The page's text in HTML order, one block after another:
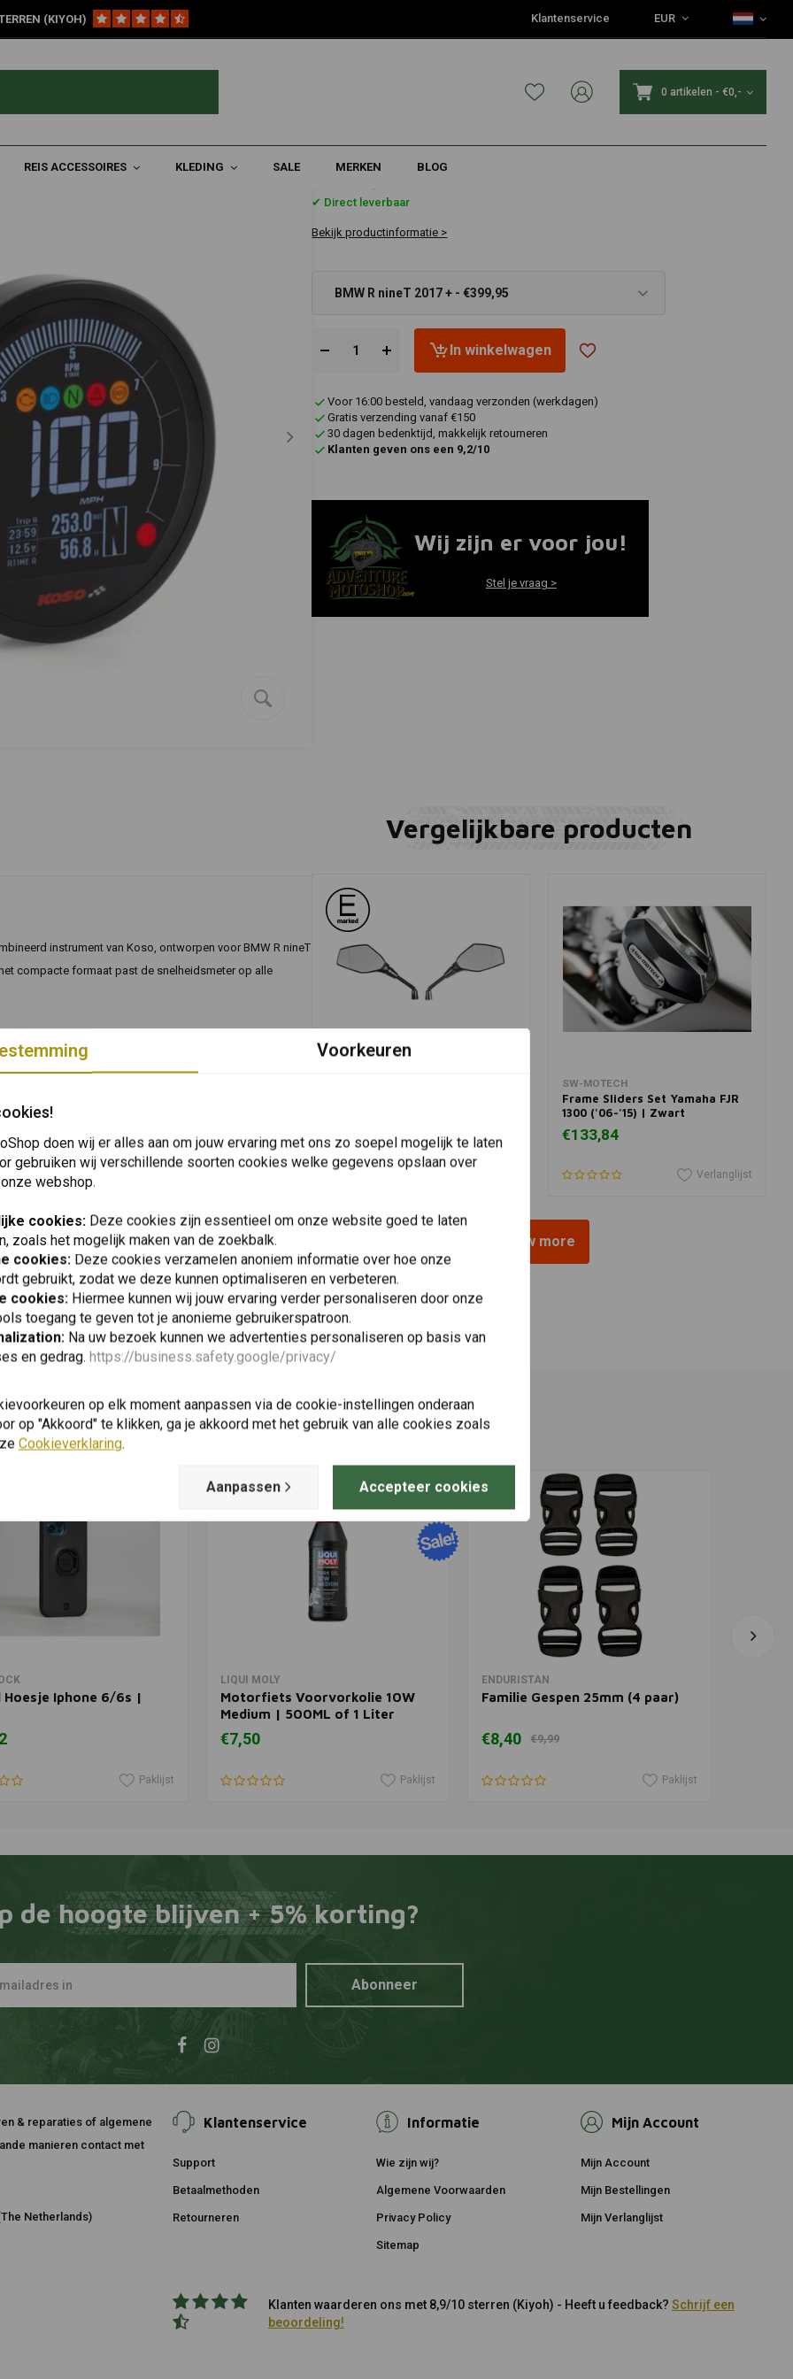
(KIYOH) Klantenservice EUR
0 artikelen - €0,-
REIS ACCESSOIRES KLEDING SALE MERKEN BLOG
€399,95
✔ Direct leverbaar
Bekijk productinformatie >
BMW R nineT 2017 + - €399,95
In winkelwagen
Voor 16:00 besteld, vandaag verzonden (werkdagen)
Gratis verzending vanaf €150
30 dagen bedenktijd, makkelijk retourneren
Klanten geven ons een 9,2/10
Wij zijn er voor jou!
Stel je vraag >
instrument van Koso, ontworpen voor BMW R nineT
compacte formaat past de snelheidsmeter op alle
brandstof, grootlicht, ABS, stationair
Plaats ook een review
Vergelijkbare producten
€63,72
In winkelwagen
SW-MOTECH
Frame Sliders Set Yamaha FJR
1300 ('06-'15) | Zwart
€133,84
Verlanglijst
View more
Vergelijkbare producten
In winkelwagen
Hoesje Iphone 6/6s |
Paklijst
LIQUI MOLY
Motorfiets Voorvorkolie 10W
Medium | 500ML of 1 Liter
€7,50
Paklijst
In winkelwagen
ENDURISTAN
Familie Gespen 25mm (4 paar)
€8,40 €9,99
Paklijst
de hoogte blijven + 5% korting?
Abonneer
& reparaties of algemene
manieren contact met
Netherlands)
Klantenservice
Support
Betaalmethoden
Retourneren
Informatie
Wie zijn wij?
Algemene Voorwaarden
Privacy Policy
Sitemap
Mijn Account
Mijn Account
Mijn Bestellingen
Mijn Verlanglijst
Klanten waarderen ons met 8,9/10 sterren (Kiyoh) - Heeft u feedback? Schrijf een
beoordeling!
Voorkeuren
doen wij er alles aan om jouw ervaring met ons zo soepel mogelijk te laten
gebruiken wij verschillende soorten cookies welke gegevens opslaan over
webshop.
cookies: Deze cookies zijn essentieel om onze website goed te laten
zoals het mogelijk maken van de zoekbalk.
cookies: Deze cookies verzamelen anoniem informatie over hoe onze
gebruikt, zodat we deze kunnen optimaliseren en verbeteren.
cookies: Hiermee kunnen wij jouw ervaring verder personaliseren door onze
toegang te geven tot je anonieme gebruikerspatroon.
Na uw bezoek kunnen we advertenties personaliseren op basis van
en gedrag. https://business.safety.google/privacy/
op elk moment aanpassen via de cookie-instellingen onderaan
op "Akkoord" te klikken, ga je akkoord met het gebruik van alle cookies zoals
Cookieverklaring.
Aanpassen Accepteer cookies